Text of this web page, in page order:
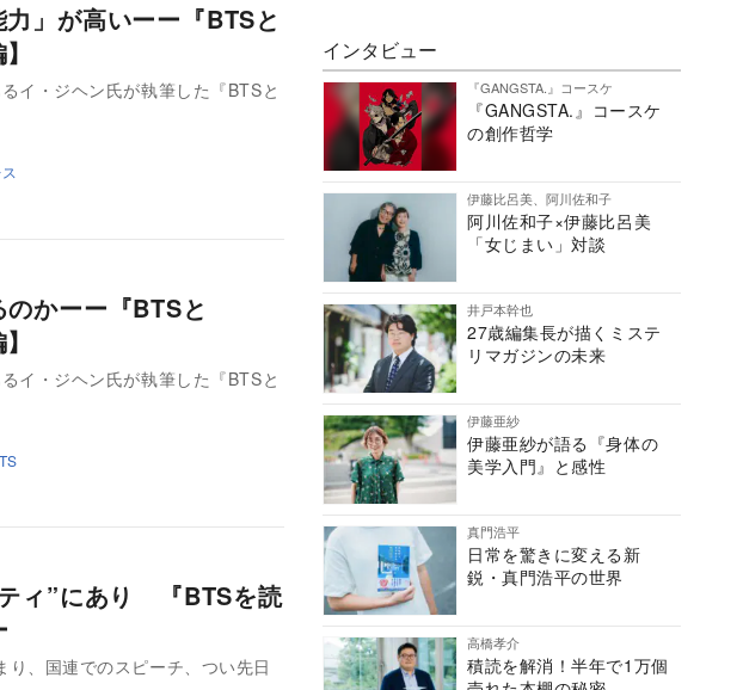
」が高いーー『BTSと
イ・ジヘン氏が執筆した『BTSと
かーー『BTSと
イ・ジヘン氏が執筆した『BTSと
ィ”にあり 『BTSを読
、国連でのスピーチ、つい先日
インタビュー
『GANGSTA.』コースケ
『GANGSTA.』コースケ
の創作哲学
伊藤比呂美、阿川佐和子
阿川佐和子×伊藤比呂美
「女じまい」対談
井戸本幹也
27歳編集長が描くミステ
リマガジンの未来
伊藤亜紗
伊藤亜紗が語る『身体の
美学入門』と感性
真門浩平
日常を驚きに変える新
鋭・真門浩平の世界
高橋孝介
積読を解消！半年で1万個